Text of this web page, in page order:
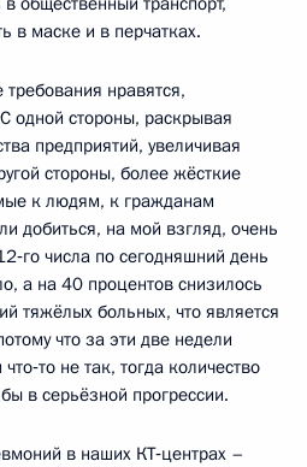
в маске и в перчатках.
нравятся,
одной стороны, раскрывая
предприятий, увеличивая
стороны, более жёсткие
к людям, к гражданам
добиться, на мой взгляд, очень
числа по сегодняшний день
а на 40 процентов снизилось
тяжёлых больных, что является
что за эти две недели
не так, тогда количество
в серьёзной прогрессии.
в наших КТ‑центрах –